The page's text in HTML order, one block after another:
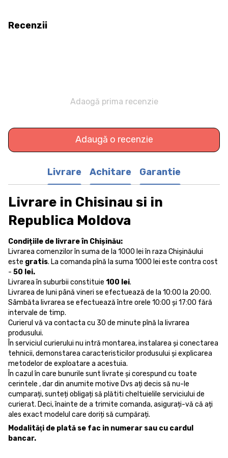
Recenzii
Adaogă prima recenzie
Adaugă o recenzie
Livrare Achitare Garantie
Livrare in Chisinau si in
Republica Moldova
Condițiile de livrare în Chișinău:
Livrarea comenzilor în suma de la 1000 lei în raza Chișinăului
este gratis. La comanda pînă la suma 1000 lei este contra cost
- 50 lei.
Livrarea în suburbii constituie 100 lei.
Livrarea de luni până vineri se efectuează de la 10:00 la 20:00.
Sâmbăta livrarea se efectuează între orele 10:00 și 17:00 fără
intervale de timp.
Curierul vă va contacta cu 30 de minute pînă la livrarea
produsului.
În serviciul curierului nu intră montarea, instalarea și conectarea
tehnicii, demonstarea caracteristicilor produsului și explicarea
metodelor de exploatare a acestuia.
În cazul în care bunurile sunt livrate și corespund cu toate
cerintele , dar din anumite motive Dvs ați decis să nu-le
cumparați, sunteți obligați să plătiti cheltuielile serviciului de
curierat. Deci, înainte de a trimite comanda, asigurați-vă că ați
ales exact modelul care doriți să cumpărați.
Modalităţi de plată se fac in numerar sau cu cardul
bancar.